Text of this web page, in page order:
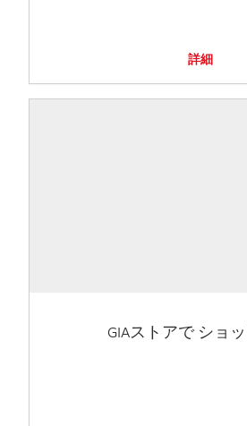
詳細
GIAストアで ショ